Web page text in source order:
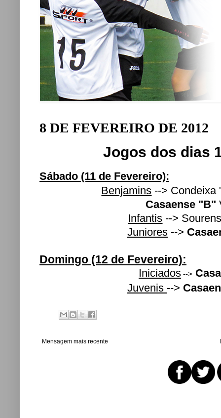
8 DE FEVEREIRO DE 2012
Jogos dos dias
Sábado (11 de Fevereiro):
Benjamins -->
Casaense "B"
Infantis -->
Juniores -->
Domingo (12 de Fevereiro):
Iniciados -->
Juvenis -->
Mensagem mais recente